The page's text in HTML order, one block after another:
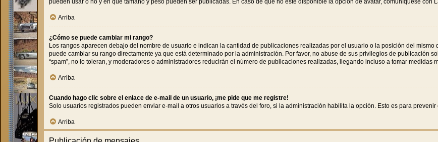
pueden usar o no y en que tamaño y peso pueden ser publicadas. En caso de que no este disponible la opción de avatar, comuníquese con
Arriba
¿Cómo se puede cambiar mi rango?
Los rangos aparecen debajo del nombre de usuario e indican la cantidad de publicaciones realizadas por el usuario o la posición del
puede cambiar su rango directamente ya que está determinado por la administración. Por favor, no abuse de sus privilegios de publicación
“spam”, no lo toleran, y moderadores o administradores reducirán el número de publicaciones realizadas, llegando incluso a tomar medidas
Arriba
Cuando hago clic sobre el enlace de e-mail de un usuario, ¡me pide que me registre!
Solo usuarios registrados pueden enviar e-mail a otros usuarios a través del foro, si la administración habilita la opción. Esto es para
Arriba